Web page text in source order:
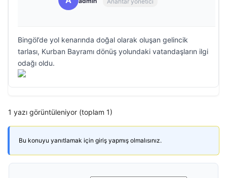
Bingöl’de yol kenarında doğal olarak oluşan gelincik
tarlası, Kurban Bayramı dönüş yolundaki vatandaşların ilgi
odağı oldu.
1 yazı görüntüleniyor (toplam 1)
Bu konuyu yanıtlamak için giriş yapmış olmalısınız.